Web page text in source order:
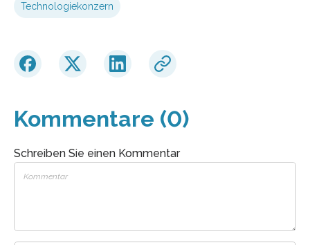
Technologiekonzern
Kommentare (0)
Schreiben Sie einen Kommentar